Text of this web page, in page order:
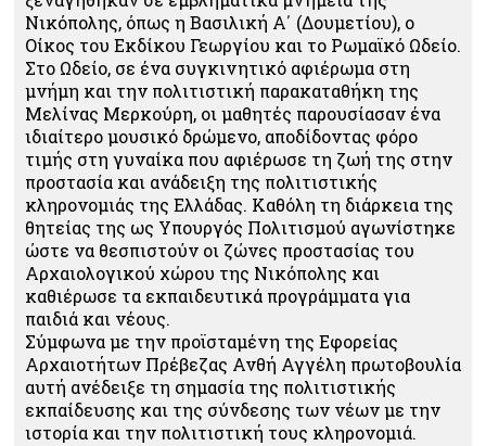
Νικόπολης, όπως η Βασιλική Α΄ (Δουμετίου), ο
Οίκος του Εκδίκου Γεωργίου και το Ρωμαϊκό Ωδείο.
Στο Ωδείο, σε ένα συγκινητικό αφιέρωμα στη
μνήμη και την πολιτιστική παρακαταθήκη της
Μελίνας Μερκούρη, οι μαθητές παρουσίασαν ένα
ιδιαίτερο μουσικό δρώμενο, αποδίδοντας φόρο
τιμής στη γυναίκα που αφιέρωσε τη ζωή της στην
προστασία και ανάδειξη της πολιτιστικής
κληρονομιάς της Ελλάδας. Καθόλη τη διάρκεια της
θητείας της ως Υπουργός Πολιτισμού αγωνίστηκε
ώστε να θεσπιστούν οι ζώνες προστασίας του
Αρχαιολογικού χώρου της Νικόπολης και
καθιέρωσε τα εκπαιδευτικά προγράμματα για
παιδιά και νέους.
Σύμφωνα με την προϊσταμένη της Εφορείας
Αρχαιοτήτων Πρέβεζας Ανθή Αγγέλη πρωτοβουλία
αυτή ανέδειξε τη σημασία της πολιτιστικής
εκπαίδευσης και της σύνδεσης των νέων με την
ιστορία και την πολιτιστική τους κληρονομιά.